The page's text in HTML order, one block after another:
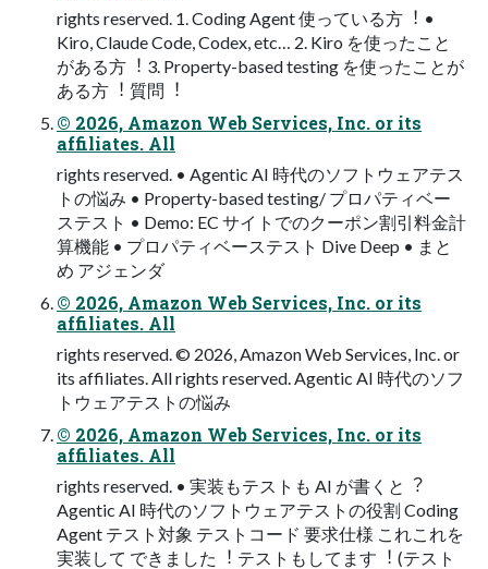
rights reserved. 1. Coding Agent 使っている⽅︕ •
Kiro, Claude Code, Codex, etc… 2. Kiro を使ったこと
がある⽅︕ 3. Property-based testing を使ったことが
ある⽅︕ 質問︕
© 2026, Amazon Web Services, Inc. or its
affiliates. All
rights reserved. • Agentic AI 時代のソフトウェアテス
トの悩み • Property-based testing/ プロパティベー
ステスト • Demo: EC サイトでのクーポン割引料⾦計
算機能 • プロパティベーステスト Dive Deep • まと
め アジェンダ
© 2026, Amazon Web Services, Inc. or its
affiliates. All
rights reserved. © 2026, Amazon Web Services, Inc. or
its affiliates. All rights reserved. Agentic AI 時代のソフ
トウェアテストの悩み
© 2026, Amazon Web Services, Inc. or its
affiliates. All
rights reserved. • 実装もテストも AI が書くと︖
Agentic AI 時代のソフトウェアテストの役割 Coding
Agent テスト対象 テストコード 要求仕様 これこれを
実装して できました︕ テストもしてます︕ (テスト